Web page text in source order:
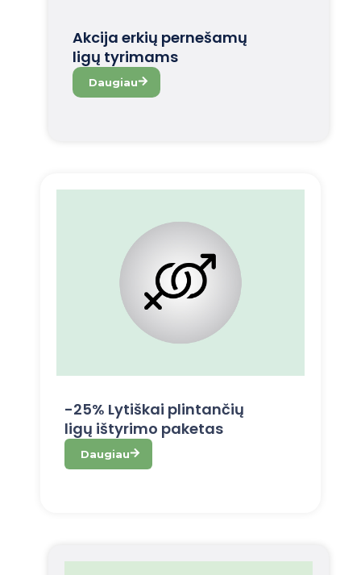
Akcija erkių pernešamų
ligų tyrimams
Daugiau
-25% Lytiškai plintančių
ligų ištyrimo paketas
Daugiau